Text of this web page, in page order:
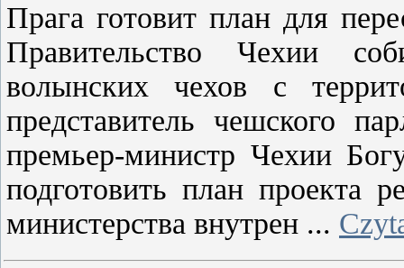
Прага готовит план для
Правительство Чехии
волынских чехов с
представитель чешского
премьер-министр Чехии
подготовить план проекта
министерства внутрен ...